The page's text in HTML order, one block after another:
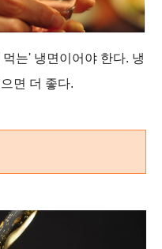
는' 냉면이어야 한다. 냉
면 더 좋다.